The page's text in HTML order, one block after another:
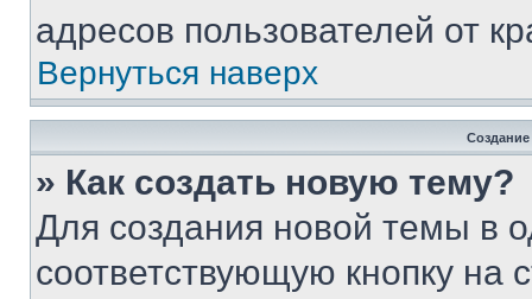
адресов пользователей от
Вернуться наверх
» Как создать новую тему?
Для создания новой темы в
соответствующую кнопку